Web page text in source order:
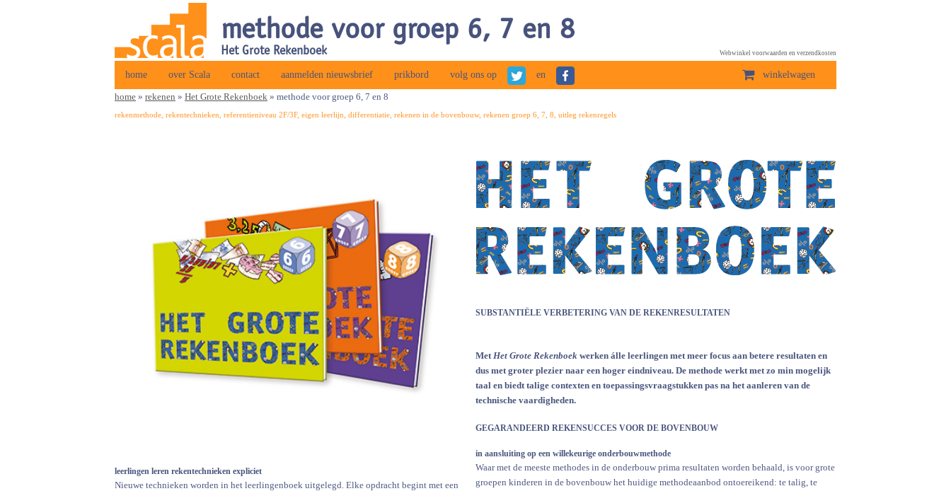
Webwinkel voorwaarden en verzendkosten
methode voor groep 6, 7 en 8
Het Grote Rekenboek
home over Scala contact aanmelden nieuwsbrief prikbord volg ons op en winkelwagen
home » rekenen » Het Grote Rekenboek » methode voor groep 6, 7 en 8
rekenmethode, rekentechnieken, referentieniveau 2F/3F, eigen leerlijn, differentiatie, rekenen in de bovenbouw, rekenen groep 6, 7, 8, uitleg rekenregels
leerlingen leren rekentechnieken expliciet
Nieuwe technieken worden in het leerlingenboek uitgelegd. Elke opdracht begint met een
SUBSTANTIËLE VERBETERING VAN DE REKENRESULTATEN
MetHet Grote Rekenboek werken álle leerlingen met meer focus aan betere resultaten en
dus met groter plezier naar een hoger eindniveau. De methode werkt met zo min mogelijk
taal en biedt talige contexten en toepassingsvraagstukken pas na het aanleren van de
technische vaardigheden.
GEGARANDEERD REKENSUCCES VOOR DE BOVENBOUW
in aansluiting op een willekeurige onderbouwmethode
Waar met de meeste methodes in de onderbouw prima resultaten worden behaald, is voor grote
groepen kinderen in de bovenbouw het huidige methodeaanbod ontoereikend: te talig, te